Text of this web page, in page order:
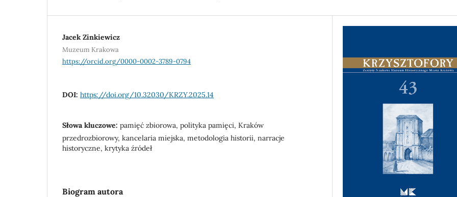
Jacek Zinkiewicz
Muzeum Krakowa
https://orcid.org/0000-0002-3789-0794
DOI: https://doi.org/10.32030/KRZY.2025.14
Słowa kluczowe: pamięć zbiorowa, polityka pamięci, Kraków
przedrozbiorowy, kancelaria miejska, metodologia historii, narracje
historyczne, krytyka źródeł
Biogram autora